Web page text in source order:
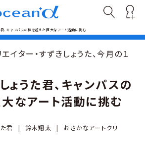
、キャンパスの枠を超えた巨大なアート活動に挑む
イター・すずきしょうた、今月の１
ょうた君、キャンパスの
なアート活動に挑む
君 | 鈴木翔太 |
おさかなアートクリ